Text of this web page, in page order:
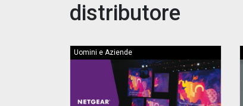
distributore
Uomini e Aziende